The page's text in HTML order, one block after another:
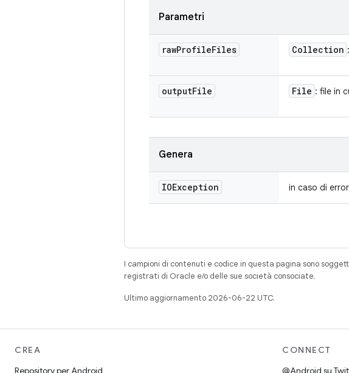
Parametri
rawProfileFiles Collection
outputFile File : file in
Genera
IOException in caso di
I campioni di contenuti e codice in questa pagina sono
registrati di Oracle e/o delle sue società consociate.
Ultimo aggiornamento 2026-06-22 UTC.
CREA
Repository per Android
CONNECT
@Android su